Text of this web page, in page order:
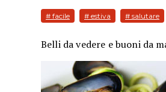
# facile # estiva # salutare
Belli da vedere e buoni da